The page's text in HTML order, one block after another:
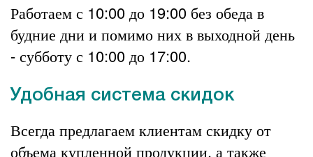
Работаем с 10:00 до 19:00 без обеда в
будние дни и помимо них в выходной день
- субботу с 10:00 до 17:00.
Удобная система скидок
Всегда предлагаем клиентам скидку от
объема купленной продукции, а также